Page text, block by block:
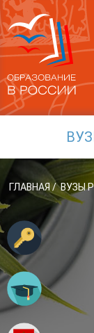
ГЛАВНАЯ / ВУЗЫ